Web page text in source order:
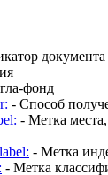
документа
фонд
- Способ
- Метка
- Метка
- Метка